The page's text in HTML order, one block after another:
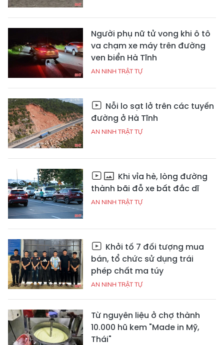
Người phụ nữ tử vong khi ô tô
va chạm xe máy trên đường
ven biển Hà Tĩnh
AN NINH TRẬT TỰ
Nỗi lo sạt lở trên các tuyến
đường ở Hà Tĩnh
AN NINH TRẬT TỰ
Khi vỉa hè, lòng đường
thành bãi đỗ xe bất đắc dĩ
AN NINH TRẬT TỰ
Khởi tố 7 đối tượng mua
bán, tổ chức sử dụng trái
phép chất ma túy
AN NINH TRẬT TỰ
Từ nguyên liệu ở chợ thành
10.000 hũ kem "Made in Mỹ,
Thái"